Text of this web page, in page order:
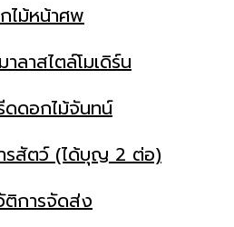
ไม้หน้าศพ
ลาสไตล์โมเดิร์น
ดอกไม้จันทน์
รสัตว์ (ได้บุญ 2 ต่อ)
ติการจัดส่ง